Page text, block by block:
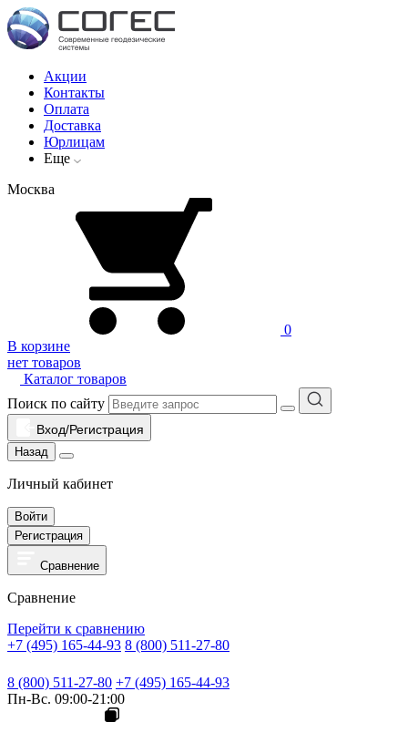
Акции
Контакты
Оплата
Доставка
Юрлицам
Еще
Москва
0
В корзине
нет товаров
Каталог товаров
Поиск по сайту
Вход/Регистрация
Назад
Личный кабинет
Войти
Регистрация
Сравнение
Сравнение
Перейти к сравнению
+7 (495) 165-44-93 8 (800) 511-27-80
8 (800) 511-27-80 +7 (495) 165-44-93
Пн-Вс. 09:00-21:00